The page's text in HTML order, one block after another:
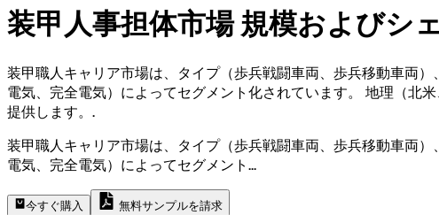
装甲人事担体市場 規模および
装甲職人キャリア市場は、タイプ（歩兵戦闘車両、歩兵移動車両
電気、完全電気）によってセグメント化されています。 地理（北
提供します。 .
装甲職人キャリア市場は、タイプ（歩兵戦闘車両、歩兵移動車両
電気、完全電気）によってセグメント...
今すぐ購入 無料サンプルを請求